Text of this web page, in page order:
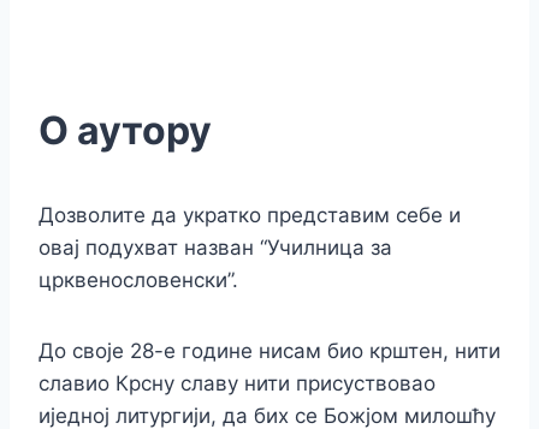
О аутору
Дозволите да yкратко представим себе и
овај подухват назван “Училница за
црквенословенски”.
До своје 28-е године нисам био крштен, нити
славио Крсну славу нити присуствовао
иједној литургији, да бих се Божјом милошћу